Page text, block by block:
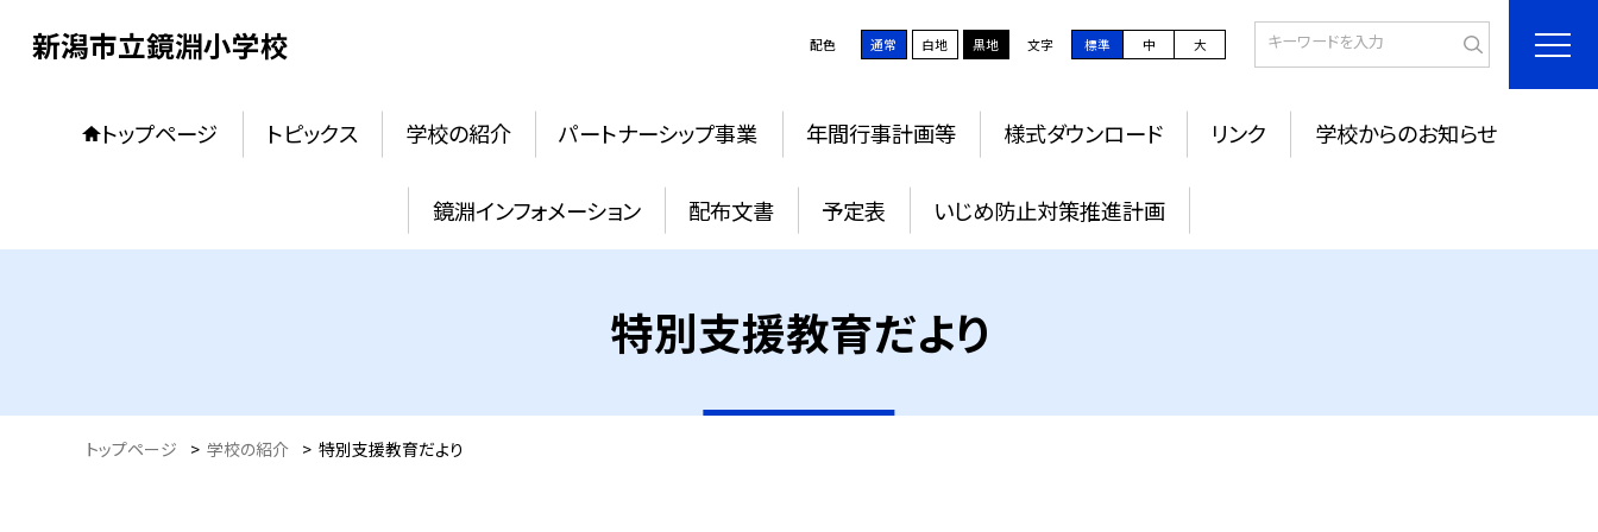
新潟市立鏡淵小学校 配色 通常 白地 黒地 文字 標準 中 大
トップページ トピックス 学校の紹介 パートナーシップ事業 年間行事計画等 様式ダウンロード リンク 学校からのお知らせ
鏡淵インフォメーション 配布文書 予定表 いじめ防止対策推進計画
特別支援教育だより
トップページ > 学校の紹介 > 特別支援教育だより